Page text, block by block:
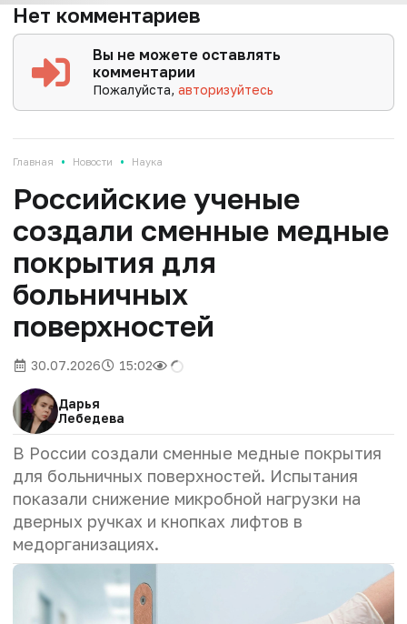
Нет комментариев
Вы не можете оставлять
комментарии
Пожалуйста,авторизуйтесь
Главная • Новости • Наука
Российские ученые
создали сменные медные
покрытия для
больничных
поверхностей
30.07.2026 15:02
Дарья
Лебедева
В России создали сменные медные покрытия
для больничных поверхностей. Испытания
показали снижение микробной нагрузки на
дверных ручках и кнопках лифтов в
медорганизациях.